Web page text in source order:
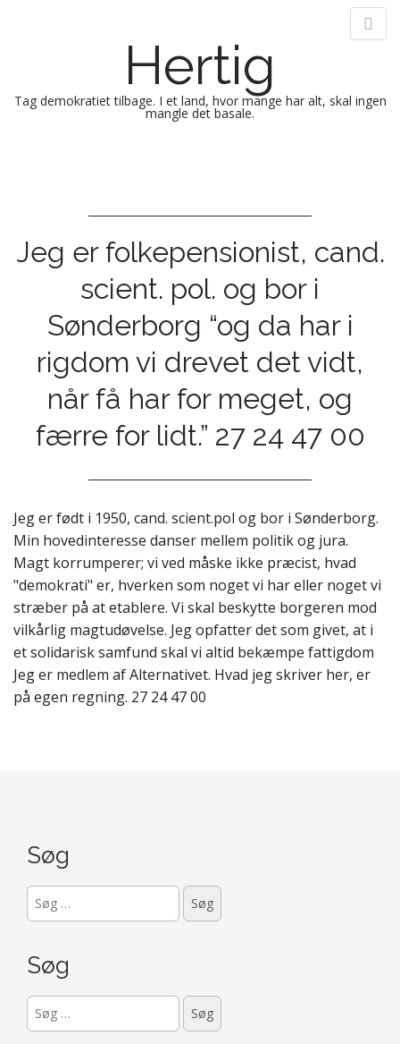
Hertig
Tag demokratiet tilbage. I et land, hvor mange har alt, skal ingen
mangle det basale.
m
e
cJeg er folkepensionist, cand.
scient. pol. og bor i
Sønderborg “og da har i
rigdom vi drevet det vidt,
når få har for meget, og
færre for lidt.” 27 24 47 00
Jeg er født i 1950, cand. scient.pol og bor i Sønderborg.
Min hovedinteresse danser mellem politik og jura.
Magt korrumperer; vi ved måske ikke præcist, hvad
"demokrati" er, hverken som noget vi har eller noget vi
stræber på at etablere. Vi skal beskytte borgeren mod
vilkårlig magtudøvelse. Jeg opfatter det som givet, at i
et solidarisk samfund skal vi altid bekæmpe fattigdom
Jeg er medlem af Alternativet. Hvad jeg skriver her, er
på egen regning. 27 24 47 00
Søg
Søg
efter:
Søg
Søg
efter: